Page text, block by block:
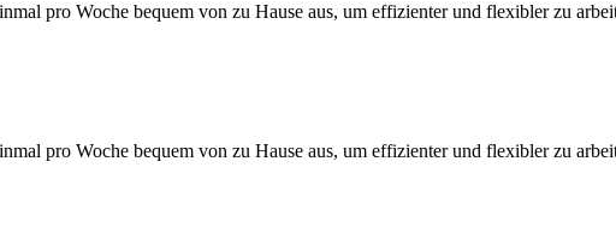
pro Woche bequem von zu Hause aus, um effizienter und flexibler zu
pro Woche bequem von zu Hause aus, um effizienter und flexibler zu